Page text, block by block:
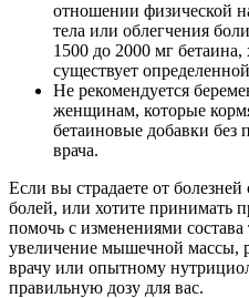
отношении физической
тела или облегчения
1500 до 2000 мг бетаина,
существует
Не рекомендуется
женщинам, которые
бетаиновые добавки без
врача.
Если вы страдаете от
болей, или хотите принимать
помочь с изменениями
увеличение мышечной массы,
врачу или опытному
правильную дозу для вас.